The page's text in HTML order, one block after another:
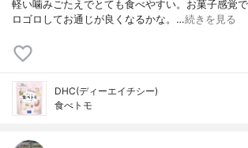
軽い噛みごたえでとても食べやすい。お菓子感覚
ロゴロしてお通じが良くなるかな。…続きを見る
DHC(ディーエイチシー)
食べトモ